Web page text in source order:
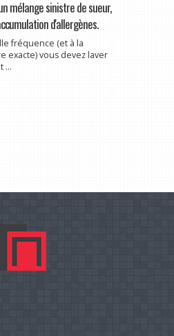
mélange sinistre de sueur,
d'allergènes.
fréquence (et à la
exacte) vous devez laver
...